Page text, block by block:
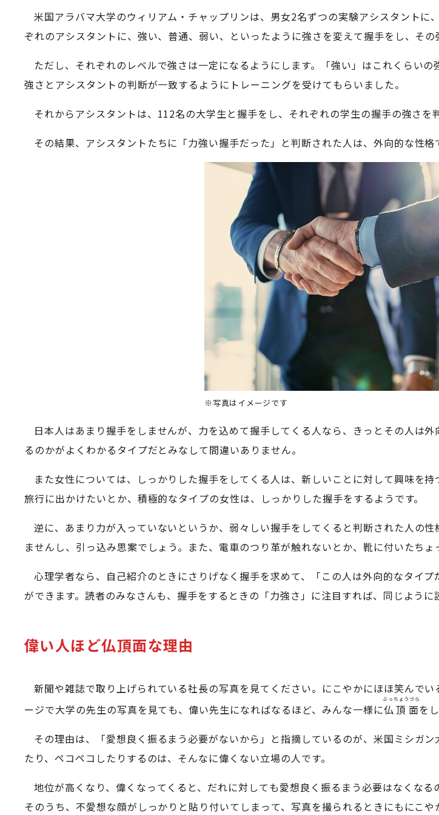
米国アラバマ大学のウィリアム・チャップリンは、男女2名ずつの実験アシスタント
ぞれのアシスタントに、強い、普通、弱い、といったように強さを変えて握手をし、その
ただし、それぞれのレベルで強さは一定になるようにします。「強い」はこれくらい
強さとアシスタントの判断が一致するようにトレーニングを受けてもらいました。
それからアシスタントは、112名の大学生と握手をし、それぞれの学生の握手の強さ
その結果、アシスタントたちに「力強い握手だった」と判断された人は、外向的な性格
※写真はイメージです
日本人はあまり握手をしませんが、力を込めて握手してくる人なら、きっとその人は
るのかがよくわかるタイプだとみなして間違いありません。
また女性については、しっかりした握手をしてくる人は、新しいことに対して興味を
旅行に出かけたいとか、積極的なタイプの女性は、しっかりした握手をするようです。
逆に、あまり力が入っていないというか、弱々しい握手をしてくると判断された人の
ませんし、引っ込み思案でしょう。また、電車のつり革が触れないとか、靴に付いたち
心理学者なら、自己紹介のときにさりげなく握手を求めて、「この人は外向的なタイ
ができます。読者のみなさんも、握手をするときの「力強さ」に注目すれば、同じよう
偉い人ほど仏頂面な理由
新聞や雑誌で取り上げられている社長の写真を見てください。にこやかにほほ笑んで
ージで大学の先生の写真を見ても、偉い先生になればなるほど、みんな一様に仏頂面
ぶっちょうづら
を
その理由は、「愛想良く振るまう必要がないから」と指摘しているのが、米国ミシガ
たり、ペコペコしたりするのは、そんなに偉くない立場の人です。
地位が高くなり、偉くなってくると、だれに対しても愛想良く振るまう必要はなくなる
そのうち、不愛想な顔がしっかりと貼り付いてしまって、写真を撮られるときにもにこ